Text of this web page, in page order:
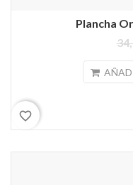
Plancha
favorite_border